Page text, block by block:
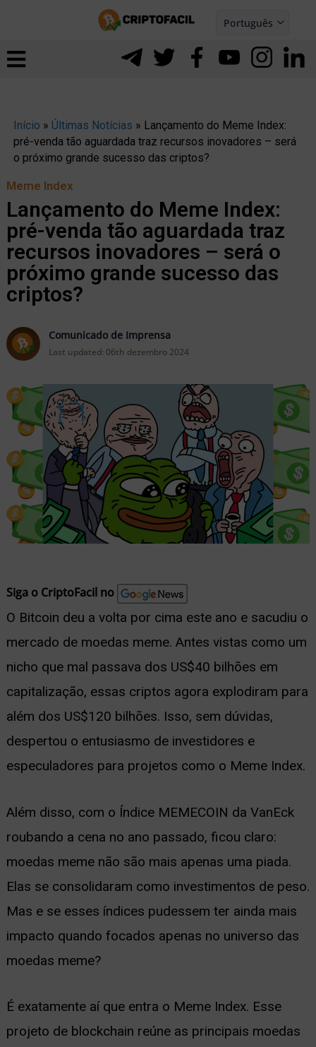
Português
Español
Início » Últimas Notícias » Lançamento do Meme Index:
pré-venda tão aguardada traz recursos inovadores – será
o próximo grande sucesso das criptos?
Meme Index
Lançamento do Meme Index:
pré-venda tão aguardada traz
recursos inovadores – será o
próximo grande sucesso das
criptos?
Comunicado de Imprensa
Last updated: 06th dezembro 2024
Siga o CriptoFacil no
O Bitcoin deu a volta por cima este ano e sacudiu o
mercado de moedas meme. Antes vistas como um
nicho que mal passava dos US$40 bilhões em
capitalização, essas criptos agora explodiram para
além dos US$120 bilhões. Isso, sem dúvidas,
despertou o entusiasmo de investidores e
especuladores para projetos como o Meme Index.
Além disso, com o Índice MEMECOIN da VanEck
roubando a cena no ano passado, ficou claro:
moedas meme não são mais apenas uma piada.
Elas se consolidaram como investimentos de peso.
Mas e se esses índices pudessem ter ainda mais
impacto quando focados apenas no universo das
moedas meme?
É exatamente aí que entra o Meme Index. Esse
projeto de blockchain reúne as principais moedas